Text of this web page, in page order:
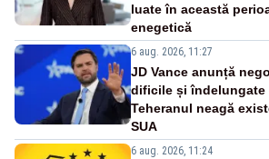
luate în această
enegetică
6 aug. 2026, 11:27
JD Vance anunță
dificile și îndelungate
Teheranul neagă
SUA
6 aug. 2026, 11:24